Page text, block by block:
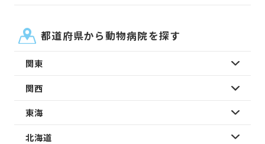
都道府県から動物病院を探す
関東
関西
東海
北海道